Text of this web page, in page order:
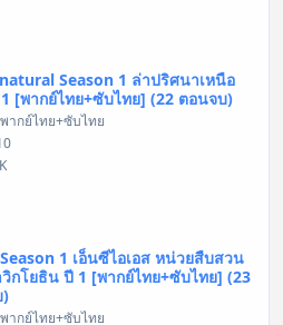
Season 1 ล่าปริศนาเหนือ
[พากย์ไทย+ซับไทย] (22 ตอนจบ)
ากย์ไทย+ซับไทย
1 เอ็นซีไอเอส หน่วยสืบสวน
กโยธิน ปี 1 [พากย์ไทย+ซับไทย] (23
ากย์ไทย+ซับไทย